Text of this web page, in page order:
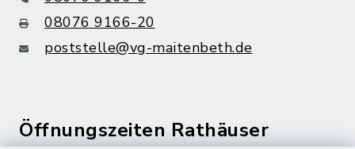
08076 9166-20
poststelle@vg-maitenbeth.de
Öffnungszeiten Rathäuser